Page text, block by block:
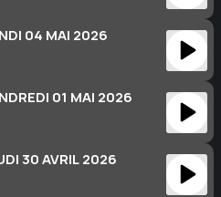
04 MAI 2026
01 MAI 2026
30 AVRIL 2026